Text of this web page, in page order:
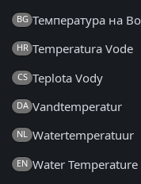
BG Температура на
HR Temperatura Vode
CS Teplota Vody
DA Vandtemperatur
NL Watertemperatuur
EN Water Temperature